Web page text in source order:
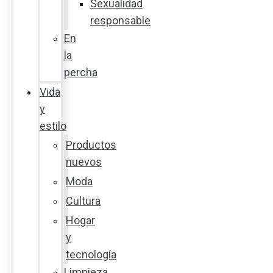
Sexualidad
responsable
En
la
percha
Vida
y
estilo
Productos
nuevos
Moda
Cultura
Hogar
y
tecnología